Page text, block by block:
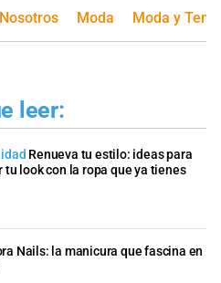
Moda Moda y
leer:
Renueva tu estilo: ideas para
tu look con la ropa que ya tienes
Nails: la manicura que fascina en